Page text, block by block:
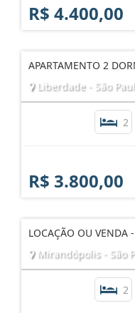
R$ 4.400,00
APARTAMENTO 2
Liberdade - São
2
R$ 3.800,00
LOCAÇÃO OU VENDA
Mirandópolis - São
2